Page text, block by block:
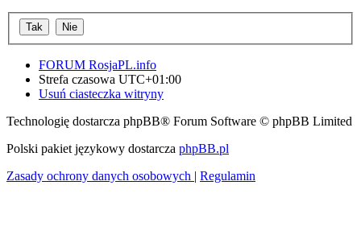
FORUM RosjaPL.info
Strefa czasowa UTC+01:00
Usuń ciasteczka witryny
Technologię dostarcza phpBB® Forum Software © phpBB Limited
Polski pakiet językowy dostarcza phpBB.pl
Zasady ochrony danych osobowych | Regulamin